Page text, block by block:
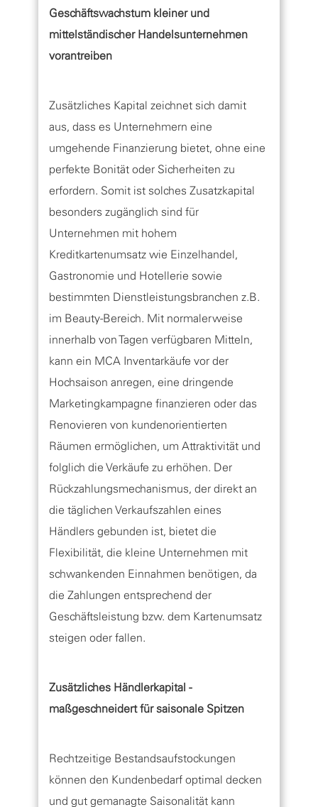
Geschäftswachstum kleiner und
mittelständischer Handelsunternehmen
vorantreiben
Zusätzliches Kapital zeichnet sich damit
aus, dass es Unternehmern eine
umgehende Finanzierung bietet, ohne eine
perfekte Bonität oder Sicherheiten zu
erfordern. Somit ist solches Zusatzkapital
besonders zugänglich sind für
Unternehmen mit hohem
Kreditkartenumsatz wie Einzelhandel,
Gastronomie und Hotellerie sowie
bestimmten Dienstleistungsbranchen z.B.
im Beauty-Bereich. Mit normalerweise
innerhalb von Tagen verfügbaren Mitteln,
kann ein MCA Inventarkäufe vor der
Hochsaison anregen, eine dringende
Marketingkampagne finanzieren oder das
Renovieren von kundenorientierten
Räumen ermöglichen, um Attraktivität und
folglich die Verkäufe zu erhöhen. Der
Rückzahlungsmechanismus, der direkt an
die täglichen Verkaufszahlen eines
Händlers gebunden ist, bietet die
Flexibilität, die kleine Unternehmen mit
schwankenden Einnahmen benötigen, da
die Zahlungen entsprechend der
Geschäftsleistung bzw. dem Kartenumsatz
steigen oder fallen.
Zusätzliches Händlerkapital -
maßgeschneidert für saisonale Spitzen
Rechtzeitige Bestandsaufstockungen
können den Kundenbedarf optimal decken
und gut gemanagte Saisonalität kann